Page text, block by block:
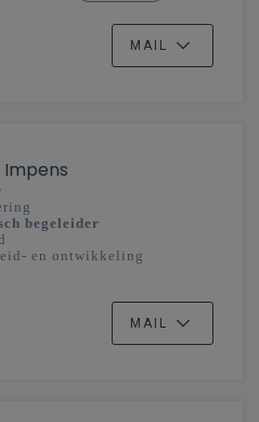
MAIL
Impens
begeleider
en ontwikkeling
MAIL